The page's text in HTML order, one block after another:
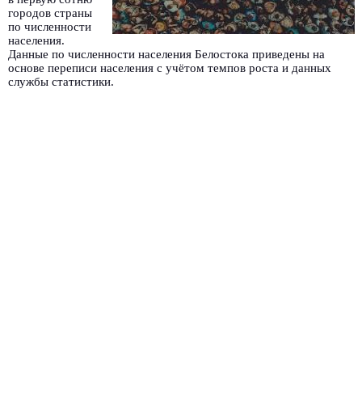
городов страны
по численности
населения.
Данные по численности населения Белостока приведены на
основе переписи населения с учётом темпов роста и данных
службы статистики.